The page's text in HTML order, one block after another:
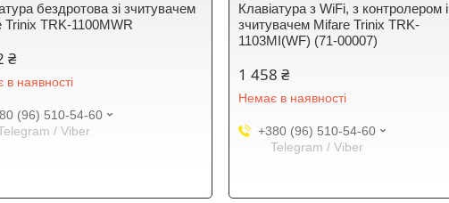
бездротова зі зчитувачем
Trinix TRK-1100MWR
₴
в наявності
(96) 510-54-60
/ Viber
Клавіатура з WiFi, з контролером і
зчитувачем Mifare Trinix TRK-
1103MI(WF) (71-00007)
1 458 ₴
Немає в наявності
+380 (96) 510-54-60
Telegram / Viber